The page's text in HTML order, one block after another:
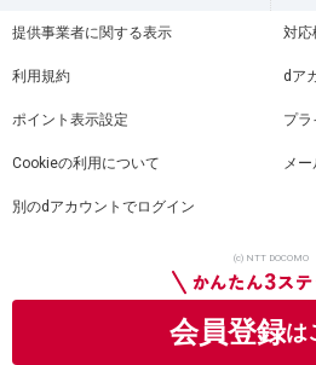
会員登録は
提供事業者に関する表示 対応
利用規約 dア
ポイント表示設定 プラ
Cookieの利用について メ
別のdアカウントでログイン
(c) NTT DOCOMO